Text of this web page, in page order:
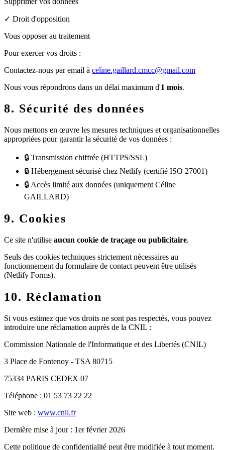
✓ Droit d'opposition
Vous opposer au traitement
Pour exercer vos droits :
Contactez-nous par email à celine.gaillard.cmcc@gmail.com
Nous vous répondrons dans un délai maximum d'1 mois.
8. Sécurité des données
Nous mettons en œuvre les mesures techniques et organisationnelles
appropriées pour garantir la sécurité de vos données :
🔒 Transmission chiffrée (HTTPS/SSL)
🔒 Hébergement sécurisé chez Netlify (certifié ISO 27001)
🔒 Accès limité aux données (uniquement Céline
GAILLARD)
9. Cookies
Ce site n'utilise aucun cookie de traçage ou publicitaire.
Seuls des cookies techniques strictement nécessaires au
fonctionnement du formulaire de contact peuvent être utilisés
(Netlify Forms).
10. Réclamation
Si vous estimez que vos droits ne sont pas respectés, vous pouvez
introduire une réclamation auprès de la CNIL :
Commission Nationale de l'Informatique et des Libertés (CNIL)
3 Place de Fontenoy - TSA 80715
75334 PARIS CEDEX 07
Téléphone : 01 53 73 22 22
Site web : www.cnil.fr
Dernière mise à jour : 1er février 2026
Cette politique de confidentialité peut être modifiée à tout moment.